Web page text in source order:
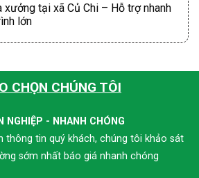
xưởng tại xã Củ Chi – Hỗ trợ nhanh
lớn
CHỌN CHÚNG TÔI
NGHIỆP - NHANH CHÓNG
thông tin quý khách, chúng tôi khảo sát
sớm nhất báo giá nhanh chóng